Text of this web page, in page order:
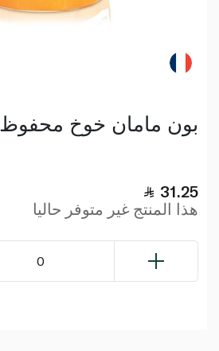
بون مامان خوخ محفوظ 370 غرام
31.25
هذا المنتج غير متوفر حاليا
0